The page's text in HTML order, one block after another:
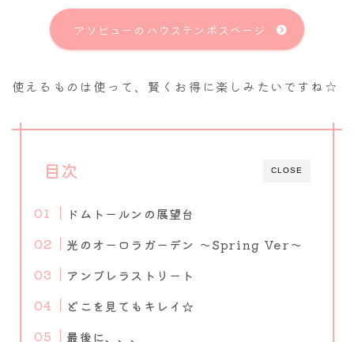
アソビューのハウステンボスページ
使えるものは使って、賢くお得に楽しみたいですね☆
CLOSE
目次
ドムトールンの展望台
光のオーロラガーデン ～Spring Ver～
アンブレラストリート
どこを見てもキレイ☆
最後に、、、